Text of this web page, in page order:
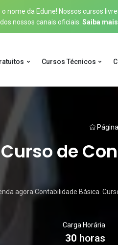
nome da Edune! Nossos cursos
nossos canais oficiais. Saiba mais
Cursos Técnicos
Página
Curso de
agora Contabilidade Básica.
Carga Horária
30 horas